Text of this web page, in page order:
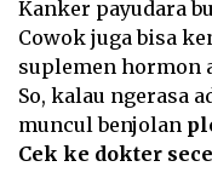
Kanker payudara
Cowok juga bisa
suplemen hormon
So, kalau ngerasa
muncul benjolan
Cek ke dokter